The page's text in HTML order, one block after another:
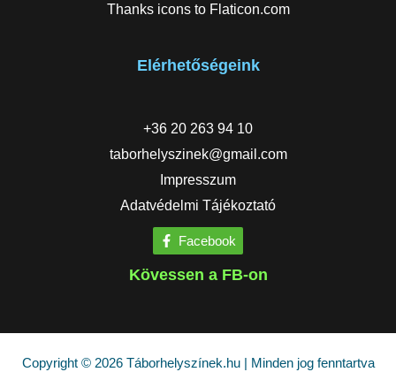
Thanks icons to Flaticon.com
Elérhetőségeink
+36 20 263 94 10
taborhelyszinek@gmail.com
Impresszum
Adatvédelmi Tájékoztató
Facebook
Kövessen a FB-on
Copyright © 2026 Táborhelyszínek.hu | Minden jog fenntartva